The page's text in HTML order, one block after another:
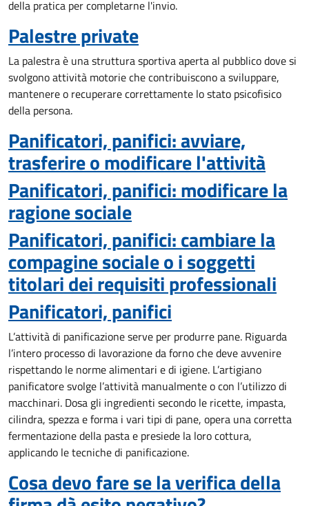
della pratica per completarne l'invio.
Palestre private
La palestra è una struttura sportiva aperta al pubblico dove si
svolgono attività motorie che contribuiscono a sviluppare,
mantenere o recuperare correttamente lo stato psicofisico
della persona.
Panificatori, panifici: avviare,
trasferire o modificare l'attività
Panificatori, panifici: modificare la
ragione sociale
Panificatori, panifici: cambiare la
compagine sociale o i soggetti
titolari dei requisiti professionali
Panificatori, panifici
L’attività di panificazione serve per produrre pane. Riguarda
l’intero processo di lavorazione da forno che deve avvenire
rispettando le norme alimentari e di igiene. L’artigiano
panificatore svolge l’attività manualmente o con l’utilizzo di
macchinari. Dosa gli ingredienti secondo le ricette, impasta,
cilindra, spezza e forma i vari tipi di pane, opera una corretta
fermentazione della pasta e presiede la loro cottura,
applicando le tecniche di panificazione.
Cosa devo fare se la verifica della